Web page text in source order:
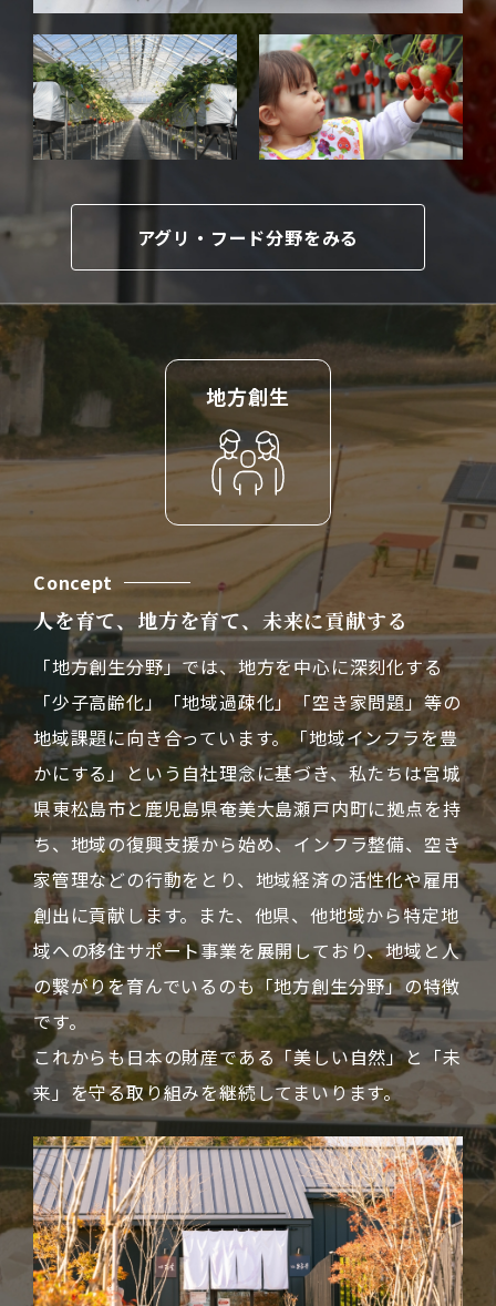
アグリ・フード分野をみる
地方創生
Concept
人を育て、地方を育て、未来に貢献する
「地方創生分野」では、地方を中心に深刻化する
「少子高齢化」「地域過疎化」「空き家問題」等の
地域課題に向き合っています。「地域インフラを豊
かにする」という自社理念に基づき、私たちは宮城
県東松島市と鹿児島県奄美大島瀬戸内町に拠点を持
ち、地域の復興支援から始め、インフラ整備、空き
家管理などの行動をとり、地域経済の活性化や雇用
創出に貢献します。また、他県、他地域から特定地
域への移住サポート事業を展開しており、地域と人
の繋がりを育んでいるのも「地方創生分野」の特徴
です。
これからも日本の財産である「美しい自然」と「未
来」を守る取り組みを継続してまいります。